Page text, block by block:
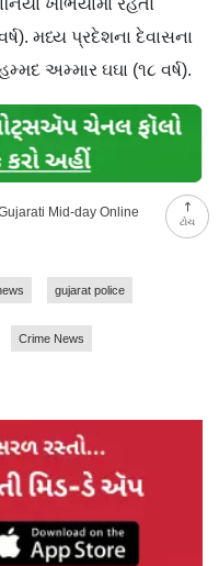
ટોચ
મધ્ય પ્રદેશના દેવાસના
અમ્માર ઘઘા (૧૮ વર્ષ).
Mid-day Online
gujarat police
Crime News